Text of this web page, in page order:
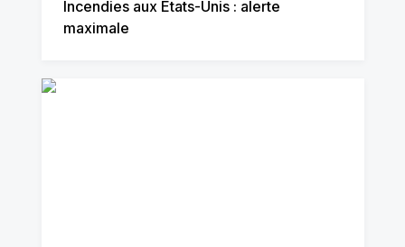
Incendies aux Etats-Unis : alerte
maximale